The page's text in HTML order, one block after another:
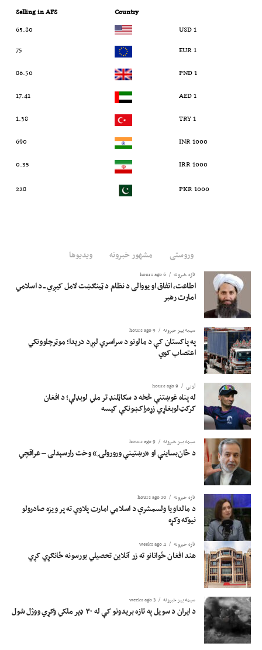
Country
Selling in AFS
1 USD
65.80
1 EUR
75
1 PND
86.50
1 AED
17.41
1 TRY
1.38
1000 INR
690
1000 IRR
0.35
1000 PKR
228
وروستی مشهور خبرونه ویدیوها
تازه خبرونه 6 hours ago
اطاعت، اتفاق او یووالی د نظام د ټینګښت لامل کیږي ــ د اسلامي
امارت رهبر
سیمه ییز خبرونه 9 hours ago
په پاکستان کې د مالونو د سراسري لېږد درېدا؛ موټرچلوونکي
اعتصاب کوي
لوبی 9 hours ago
له پناه غوښتنې څخه د سکاټلنډ تر ملي لوبډلې؛ د افغان
کرکټ‌لوبغاړي زړه‌راکښونکې کیسه
سیمه ییز خبرونه 9 hours ago
د ځان‌بساینې او «رښتینې ورورولۍ» وخت رارسېدلی – عراقچي
تازه خبرونه 10 hours ago
د مالداویا ولسمشرې د اسلامي امارت پلاوي ته پر ویزه صادرولو
نیوکه وکړه
تازه خبرونه 4 weeks ago
هند افغان ځوانانو ته زر آنلاین تحصیلي بورسونه ځانګړي کړي
سیمه ییز خبرونه 3 weeks ago
د ایران د سویل په تازه بریدونو کې له ۳۰ ډېر ملکي وګړي ووژل شول